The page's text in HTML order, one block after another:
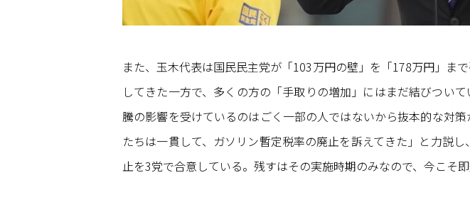
また、玉木代表は国民民主党が「103万円の壁」を「178万円」ま
してきた一方で、多くの方の「手取りの増加」にはまだ結びつい
騰の影響を受けているのはごく一部の人ではないから抜本的な対
たちは一貫して、ガソリン暫定税率の廃止を訴えてきた」と力説
止を3党で合意している。残すはその実施時期のみなので、今こそ